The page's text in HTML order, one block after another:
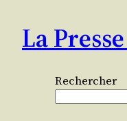
contenu
La
Rechercher